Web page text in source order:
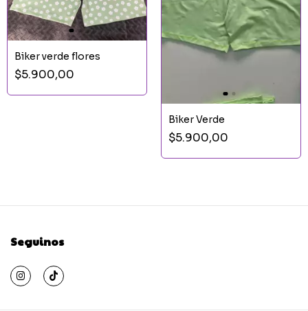
Biker verde flores
$5.900,00
Biker Verde
$5.900,00
Seguinos